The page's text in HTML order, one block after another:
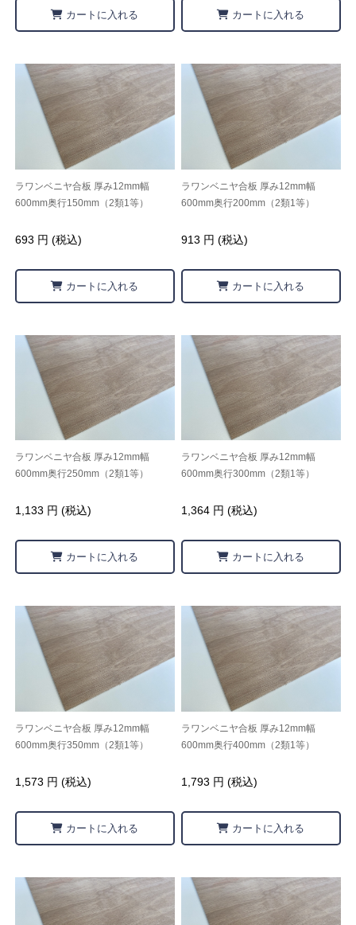
カートに入れる カートに入れる
ラワンベニヤ合板 厚み12mm幅
600mm奥行150mm（2類1等）
693 円 (税込)
カートに入れる
ラワンベニヤ合板 厚み12mm幅
600mm奥行200mm（2類1等）
913 円 (税込)
カートに入れる
ラワンベニヤ合板 厚み12mm幅
600mm奥行250mm（2類1等）
1,133 円 (税込)
カートに入れる
ラワンベニヤ合板 厚み12mm幅
600mm奥行300mm（2類1等）
1,364 円 (税込)
カートに入れる
ラワンベニヤ合板 厚み12mm幅
600mm奥行350mm（2類1等）
1,573 円 (税込)
カートに入れる
ラワンベニヤ合板 厚み12mm幅
600mm奥行400mm（2類1等）
1,793 円 (税込)
カートに入れる